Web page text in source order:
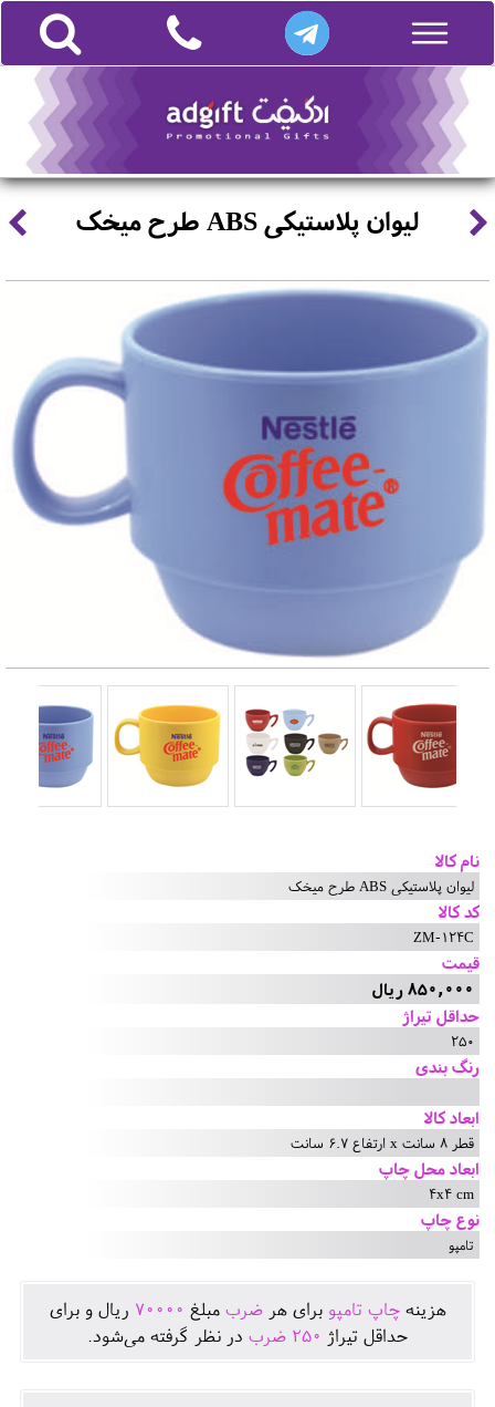
لیوان پلاستیکی ABS طرح میخک
نام کالا
لیوان پلاستیکی ABS طرح میخک
کد کالا
ZM-124C
قیمت
850,000 ریال
حداقل تیراژ
250
رنگ بندی
ابعاد کالا
قطر 8 سانت x ارتفاع 6.7 سانت
ابعاد محل چاپ
4x4 cm
نوع چاپ
تامپو
هزينهچاپ تامپو برای هرضرب مبلغ 70000 ريال و برای
حداقل تيراژ 250 ضرب در نظر گرفته می‌شود.